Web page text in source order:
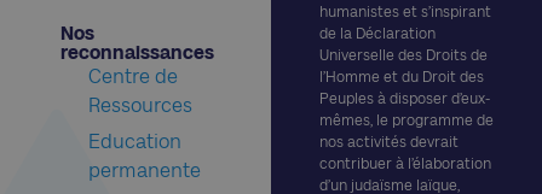
humanistes et s’inspirant
de la Déclaration
Universelle des Droits de
l’Homme et du Droit des
Peuples à disposer d’eux-
mêmes, le programme de
nos activités devrait
contribuer à l’élaboration
d’un judaïsme laïque,
Nos
reconnaissances​
Centre de
Ressources
Education
permanente